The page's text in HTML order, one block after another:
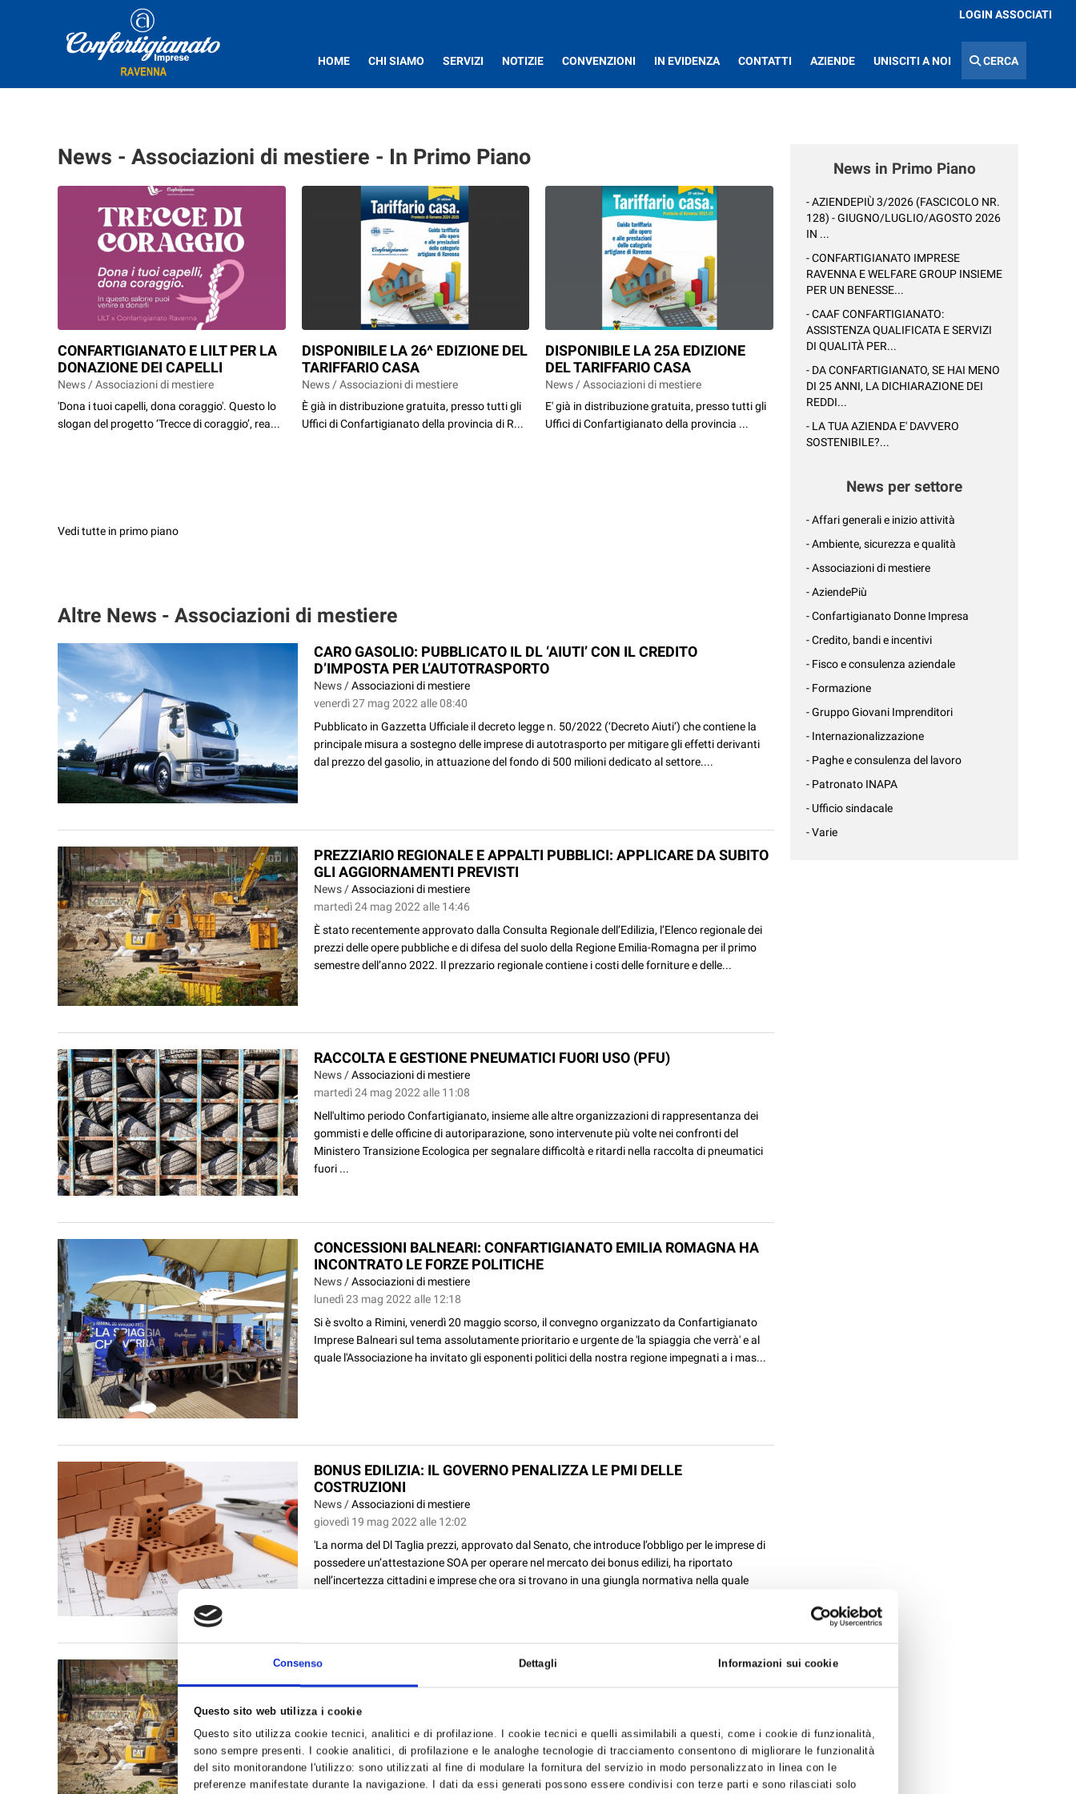
Consenso Dettagli Informazioni sui cookie
Questo sito web utilizza i cookie
Questo sito utilizza cookie tecnici, analitici e di profilazione. I cookie tecnici e quelli assimilabili a questi, come i cookie di funzionalità,
sono sempre presenti. I cookie analitici, di profilazione e le analoghe tecnologie di tracciamento consentono di migliorare le funzionalità
del sito monitorandone l'utilizzo: sono utilizzati al fine di modulare la fornitura del servizio in modo personalizzato in linea con le
preferenze manifestate durante la navigazione. I dati da essi generati possono essere condivisi con terze parti e sono rilasciati solo
LOGIN ASSOCIATI
HOME CHI SIAMO SERVIZI NOTIZIE CONVENZIONI IN EVIDENZA CONTATTI AZIENDE UNISCITI A NOI CERCA
News - Associazioni di mestiere - In Primo Piano
CONFARTIGIANATO E LILT PER LA
DONAZIONE DEI CAPELLI
News / Associazioni di mestiere
'Dona i tuoi capelli, dona coraggio'. Questo lo
slogan del progetto ‘Trecce di coraggio’, rea...
DISPONIBILE LA 26^ EDIZIONE DEL
TARIFFARIO CASA
News / Associazioni di mestiere
È già in distribuzione gratuita, presso tutti gli
Uffici di Confartigianato della provincia di R...
DISPONIBILE LA 25A EDIZIONE
DEL TARIFFARIO CASA
News / Associazioni di mestiere
E' già in distribuzione gratuita, presso tutti gli
Uffici di Confartigianato della provincia ...
Vedi tutte in primo piano
Altre News - Associazioni di mestiere
CARO GASOLIO: PUBBLICATO IL DL ‘AIUTI’ CON IL CREDITO
D’IMPOSTA PER L’AUTOTRASPORTO
News /Associazioni di mestiere
venerdì 27 mag 2022 alle 08:40
Pubblicato in Gazzetta Ufficiale il decreto legge n. 50/2022 (‘Decreto Aiuti’) che contiene la
principale misura a sostegno delle imprese di autotrasporto per mitigare gli effetti derivanti
dal prezzo del gasolio, in attuazione del fondo di 500 milioni dedicato al settore....
PREZZIARIO REGIONALE E APPALTI PUBBLICI: APPLICARE DA SUBITO
GLI AGGIORNAMENTI PREVISTI
News /Associazioni di mestiere
martedì 24 mag 2022 alle 14:46
È stato recentemente approvato dalla Consulta Regionale dell’Edilizia, l’Elenco regionale dei
prezzi delle opere pubbliche e di difesa del suolo della Regione Emilia-Romagna per il primo
semestre dell’anno 2022. Il prezzario regionale contiene i costi delle forniture e delle...
RACCOLTA E GESTIONE PNEUMATICI FUORI USO (PFU)
News /Associazioni di mestiere
martedì 24 mag 2022 alle 11:08
Nell'ultimo periodo Confartigianato, insieme alle altre organizzazioni di rappresentanza dei
gommisti e delle officine di autoriparazione, sono intervenute più volte nei confronti del
Ministero Transizione Ecologica per segnalare difficoltà e ritardi nella raccolta di pneumatici
fuori ...
CONCESSIONI BALNEARI: CONFARTIGIANATO EMILIA ROMAGNA HA
INCONTRATO LE FORZE POLITICHE
News /Associazioni di mestiere
lunedì 23 mag 2022 alle 12:18
Si è svolto a Rimini, venerdì 20 maggio scorso, il convegno organizzato da Confartigianato
Imprese Balneari sul tema assolutamente prioritario e urgente de 'la spiaggia che verrà' e al
quale l'Associazione ha invitato gli esponenti politici della nostra regione impegnati a i mas...
BONUS EDILIZIA: IL GOVERNO PENALIZZA LE PMI DELLE
COSTRUZIONI
News /Associazioni di mestiere
giovedì 19 mag 2022 alle 12:02
'La norma del Dl Taglia prezzi, approvato dal Senato, che introduce l’obbligo per le imprese di
possedere un’attestazione SOA per operare nel mercato dei bonus edilizi, ha riportato
nell’incertezza cittadini e imprese che ora si trovano in una giungla normativa nella quale
CONTRATTI PUBBLICI: ENTRO IL 27 MAGGIO 2022 LA RICHIESTA PER
LA COMPENSAZIONE DEI PREZZI
venerdì 13 mag 2022 alle 15:10
Nel tardo pomeriggio del 12 maggio è stato pubblicato (GU Serie Generale n.110 del 12
maggio 2022) il decreto 4 aprile 2022, 'Rilevazione delle variazioni percentuali, in aumento o in
diminuzione, superiori all'8 per cento, verificatesi nel secondo semestre dell'anno 2021, dei
News in Primo Piano
- AZIENDEPIÙ 3/2026 (FASCICOLO NR.
128) - GIUGNO/LUGLIO/AGOSTO 2026
IN ...
- CONFARTIGIANATO IMPRESE
RAVENNA E WELFARE GROUP INSIEME
PER UN BENESSE...
- CAAF CONFARTIGIANATO:
ASSISTENZA QUALIFICATA E SERVIZI
DI QUALITÀ PER...
- DA CONFARTIGIANATO, SE HAI MENO
DI 25 ANNI, LA DICHIARAZIONE DEI
REDDI...
- LA TUA AZIENDA E' DAVVERO
SOSTENIBILE?...
News per settore
- Affari generali e inizio attività
- Ambiente, sicurezza e qualità
- Associazioni di mestiere
- AziendePiù
- Confartigianato Donne Impresa
- Credito, bandi e incentivi
- Fisco e consulenza aziendale
- Formazione
- Gruppo Giovani Imprenditori
- Internazionalizzazione
- Paghe e consulenza del lavoro
- Patronato INAPA
- Ufficio sindacale
- Varie